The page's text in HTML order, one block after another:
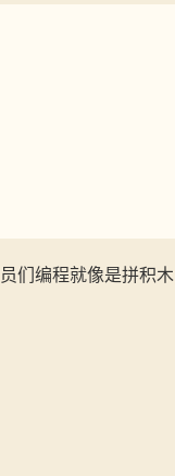
们编程就像是拼积木